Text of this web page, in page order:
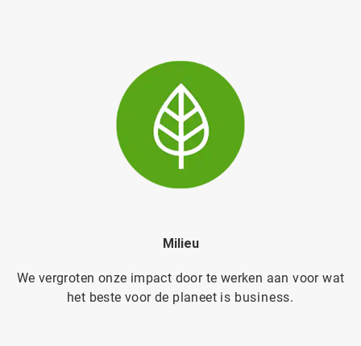
Milieu
We vergroten onze impact door te werken aan voor wat
het beste voor de planeet is business.